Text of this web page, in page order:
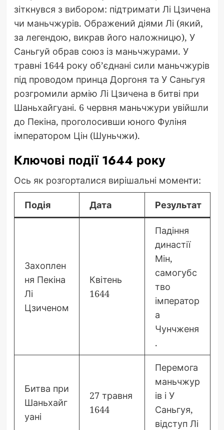
зіткнувся з вибором: підтримати Лі Цзичена
чи маньчжурів. Ображений діями Лі (який,
за легендою, викрав його наложницю), У
Саньгуй обрав союз із маньчжурами. У
травні 1644 року об’єднані сили маньчжурів
під проводом принца Доргоня та У Саньгуя
розгромили армію Лі Цзичена в битві при
Шаньхайгуані. 6 червня маньчжури увійшли
до Пекіна, проголосивши юного Фуліня
імператором Цін (Шуньчжи).
Ключові події 1644 року
Ось як розгорталися вирішальні моменти:
Подія Дата Результат
Захоплен
ня Пекіна
Лі
Цзиченом
Квітень
1644
Падіння
династії
Мін,
самогубс
тво
імператор
а
Чунчженя
.
Битва при
Шаньхайг
уані
27 травня
1644
Перемога
маньчжур
ів і У
Саньгуя,
відступ Лі